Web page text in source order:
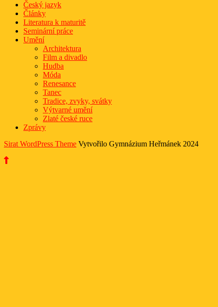
Český jazyk
Články
Literatura k maturitě
Seminární práce
Umění
Architektura
Film a divadlo
Hudba
Móda
Renesance
Tanec
Tradice, zvyky, svátky
Výtvarné umění
Zlaté české ruce
Zprávy
Sirat WordPress Theme Vytvořilo Gymnázium Heřmánek 2024
Scroll